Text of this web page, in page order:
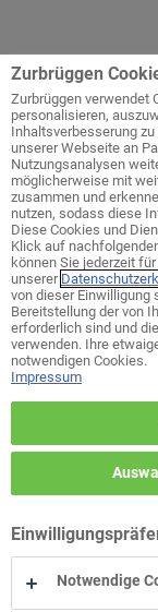
Startseite
Welches
Zurbrüggen
Zurbrüggen verwendet
personalisieren,
Inhaltsverbesserung
unserer Webseite an
Nutzungsanalysen
möglicherweise mit
zusammen und
nutzen, sodass diese
Diese Cookies und
Klick auf
können Sie jederzeit
unserer
von dieser Einwilligung
Bereitstellung der von
erforderlich sind und
verwenden. Ihre
notwendigen Cookies.
Impressum
Notwendige